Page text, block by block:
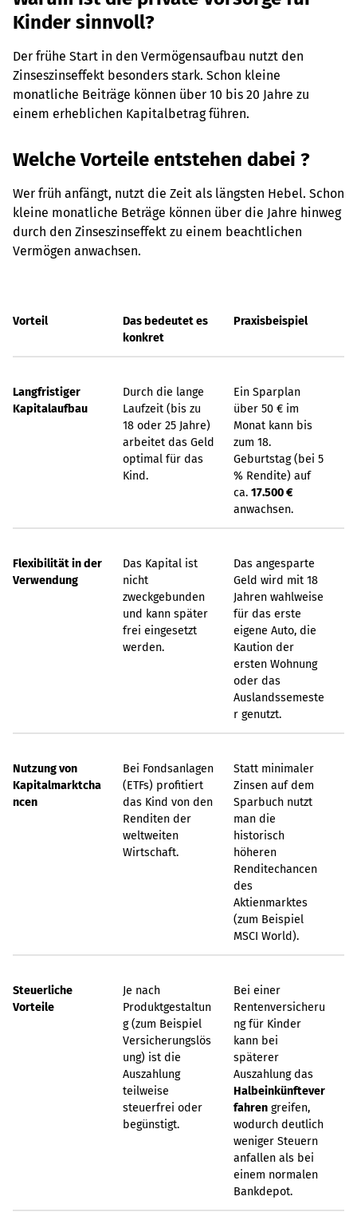
Kinder sinnvoll?
Der frühe Start in den Vermögensaufbau nutzt den
Zinseszinseffekt besonders stark. Schon kleine
monatliche Beiträge können über 10 bis 20 Jahre zu
einem erheblichen Kapitalbetrag führen.
Welche Vorteile entstehen dabei ?
Wer früh anfängt, nutzt die Zeit als längsten Hebel. Schon
kleine monatliche Beträge können über die Jahre hinweg
durch den Zinseszinseffekt zu einem beachtlichen
Vermögen anwachsen.
Vorteil
Das bedeutet es
konkret
Praxisbeispiel
Langfristiger
Kapitalaufbau
Durch die lange
Laufzeit (bis zu
18 oder 25 Jahre)
arbeitet das Geld
optimal für das
Kind.
Ein Sparplan
über 50 € im
Monat kann bis
zum 18.
Geburtstag (bei 5
% Rendite) auf
ca. 17.500 €
anwachsen.
Flexibilität in der
Verwendung
Das Kapital ist
nicht
zweckgebunden
und kann später
frei eingesetzt
werden.
Das angesparte
Geld wird mit 18
Jahren wahlweise
für das erste
eigene Auto, die
Kaution der
ersten Wohnung
oder das
Auslandssemeste
r genutzt.
Nutzung von
Kapitalmarktcha
ncen
Bei Fondsanlagen
(ETFs) profitiert
das Kind von den
Renditen der
weltweiten
Wirtschaft.
Statt minimaler
Zinsen auf dem
Sparbuch nutzt
man die
historisch
höheren
Renditechancen
des
Aktienmarktes
(zum Beispiel
MSCI World).
Steuerliche
Vorteile
Je nach
Produktgestaltun
g (zum Beispiel
Versicherungslös
ung) ist die
Auszahlung
teilweise
steuerfrei oder
begünstigt.
Bei einer
Rentenversicheru
ng für Kinder
kann bei
späterer
Auszahlung das
Halbeinkünftever
fahren greifen,
wodurch deutlich
weniger Steuern
anfallen als bei
einem normalen
Bankdepot.